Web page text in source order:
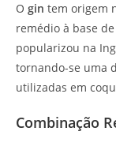
O gin tem origem
remédio à base
popularizou na
tornando-se uma
utilizadas em
Combinação